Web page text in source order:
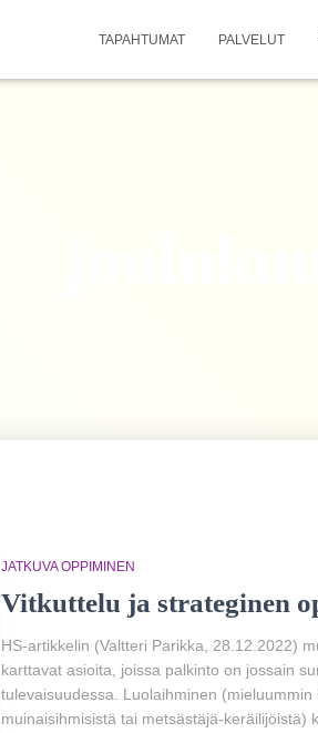
TAPAHTUMAT PALVELUT
JATKUVA OPPIMINEN
Vitkuttelu ja strateginen
HS-artikkelin (Valtteri Parikka, 28.12.2022)
karttavat asioita, joissa palkinto on jossain
tulevaisuudessa. Luolaihminen (mieluummin
muinaisihmisistä tai metsästäjä-keräilijöistä)